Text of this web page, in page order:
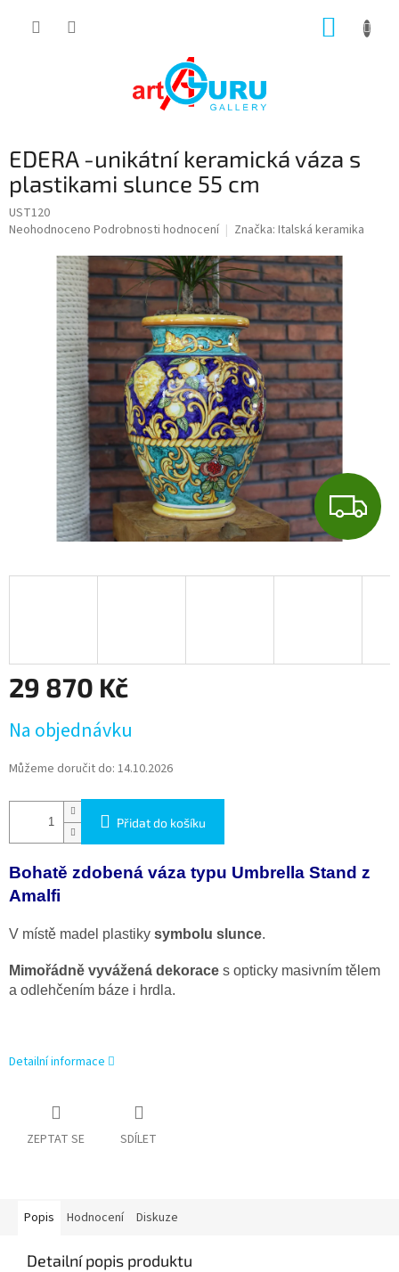
EDERA -unikátní keramická váza s
plastikami slunce 55 cm
UST120
Průměrné
produktu
hvězdiček.
Neohodnoceno Podrobnosti hodnocení Značka: Italská keramika
Z
D
A
M
29 870 Kč
cena:
Na objednávku
Můžeme doručit do: 14.10.2026
Přidat do košíku
Bohatě zdobená váza typu Umbrella Stand z
Amalfi
V místě madel plastiky symbolu slunce.
Mimořádně vyvážená dekorace s opticky masivním tělem
a odlehčením báze i hrdla.
Detailní informace
ZEPTAT SE SDÍLET
Popis Hodnocení Diskuze
Detailní popis produktu